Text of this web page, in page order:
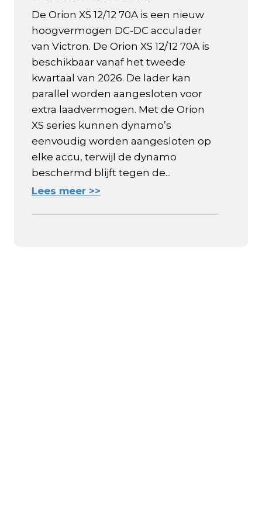
De Orion XS 12/12 70A is een nieuw
hoogvermogen DC-DC acculader
van Victron. De Orion XS 12/12 70A is
beschikbaar vanaf het tweede
kwartaal van 2026. De lader kan
parallel worden aangesloten voor
extra laadvermogen. Met de Orion
XS series kunnen dynamo’s
eenvoudig worden aangesloten op
elke accu, terwijl de dynamo
beschermd blijft tegen de...
Lees meer >>